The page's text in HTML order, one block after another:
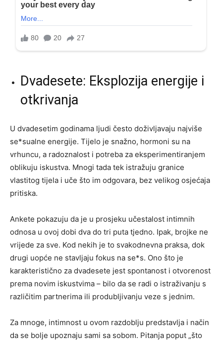
Dvadesete: Eksplozija energije i
otkrivanja
U dvadesetim godinama ljudi često doživljavaju najviše
se*sualne energije. Tijelo je snažno, hormoni su na
vrhuncu, a radoznalost i potreba za eksperimentiranjem
oblikuju iskustva. Mnogi tada tek istražuju granice
vlastitog tijela i uče što im odgovara, bez velikog osjećaja
pritiska.
Ankete pokazuju da je u prosjeku učestalost intimnih
odnosa u ovoj dobi dva do tri puta tjedno. Ipak, brojke ne
vrijede za sve. Kod nekih je to svakodnevna praksa, dok
drugi uopće ne stavljaju fokus na se*s. Ono što je
karakteristično za dvadesete jest spontanost i otvorenost
prema novim iskustvima – bilo da se radi o istraživanju s
različitim partnerima ili produbljivanju veze s jednim.
Za mnoge, intimnost u ovom razdoblju predstavlja i način
da se bolje upoznaju sami sa sobom. Pitanja poput „što